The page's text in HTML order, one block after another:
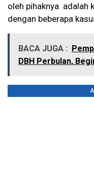
oleh pihaknya adalah
dengan beberapa
BACA JUGA :
DBH Perbulan,